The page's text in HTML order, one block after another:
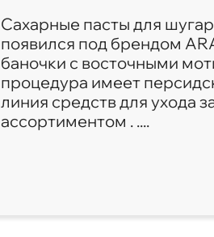
Сахарные пасты для
появился под брендом
баночки с восточными
процедура имеет
линия средств для ухода
ассортиментом . ....